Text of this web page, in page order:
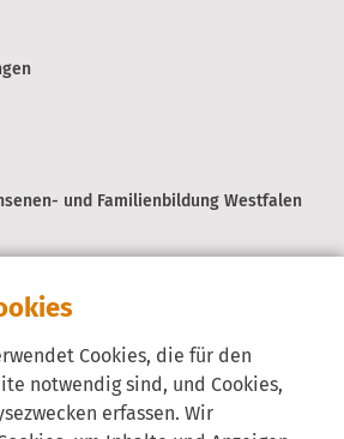
und Familienbildung Westfalen
Cookies, die für den
notwendig sind, und Cookies,
erfassen. Wir